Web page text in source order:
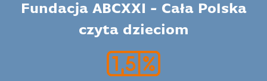
Fundacja ABCXXI - Cała Polska
czyta dzieciom